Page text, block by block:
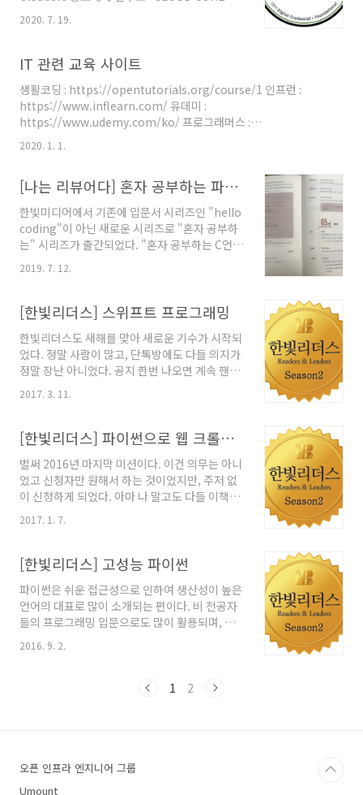
해보도록 하자. 파이썬과 마찬가지로
R은 R스튜디오 라..
Essentials V2" 뱃지를 취득해야 했다. 교육은
든 강의가 무료다. https://cognitiveclass.ai/
영어로 되어 있긴 하지만, 블라우드, 파이썬, 블록
체인, 머신러닝, 도커 등 다양한 분야에 대해 교육
을 받고, 뱃지를 취득할 수 있도록 되어있다. 미션
과 별개로 R / 데이터 분석 등에 관심이 많다보니
Applied Data Science with R이라는 Paths
2020. 7. 19.
IT 관련 교육 사이트
생활코딩 : https://opentutorials.org/course/1 인프런 :
https://www.inflearn.com/ 유데미 :
https://www.udemy.com/ko/ 프로그래머스 :
https://edu.goorm.io/ 노마드코더 :
https://www.edwith.org/ 칸 아카데미 :
https://ko.khanacademy.org/ 대학공개강의 :
http://www.kocw.net/ K-Mooc : http://www.kmooc.kr/
서울대 공과대학 :
https://eng.snu.ac.kr/online/support/ma..
2020. 1. 1.
[나는 리뷰어다] 혼자 공부하는 파이썬
한빛미디어에서 기존에 입문서 시리즈인 "hello
coding"이 아닌 새로운 시리즈로 "혼자 공부하
는" 시리즈가 출간되었다. "혼자 공부하는 C언
바" 프로그래밍 언어가 혼자 공부하기에는 물어
을 해야되는 언어들은 특히 어려운데 이런 시리
즈가 출간해도 될까 싶긴 했는데 워낙 요즘 프로
그래밍, 코딩이 붐이다 보니 시장에 필요성은 충
분하다고 생각이 들었다. 이 책은 기존에 윤인성
저자의 "Hello coding 파이썬"을 재 구성한 책
이고, 기존 책 보다 난이도가 훨씬 쉬워졌고 많이
는 원래 유튜브로 본인 책들은 다 올..
2019. 7. 12.
[한빛리더스] 스위프트 프로그래밍
한빛리더스도 새해를 맞아 새로운 기수가 시작되
었다. 정말 사람이 많고, 단톡방에도 다들 의지가
정말 장난 아니었다. 공지 한번 나오면 계속 핸드
폰이 울릴정도로... 각설하고, 이번 미션은 처음
으로 시도해보는 iOS앱 개발 관련 책이다. 맥북
처음이다. 처음에 시도를 안해본건 아니나, C는
두도 못내고 있었다. swift는 하도 쉽다쉽다 홍보
를 하고 있어서 이기회를 삼아 해보자 라고 시작
하게 된것이다. 스위프트 프로그래밍국내도서저
자 : 야곰출판 : 한빛미디어 2017.01.02상세보기
데,역시 초보자를 위한 입문서로..
2017. 3. 11.
[한빛리더스] 파이썬으로 웹 크롤러 만들기
벌써 2016년 마지막 미션이다. 이건 의무는 아니
었고 신청자만 원해서 하는 것이었지만, 주저 없
이 신청하게 되었다. 아마 나 말고도 다들 이책을
많이 하는 듯 하다. 파이썬으로 웹 크롤러 만들기
국내도서저자 : 라이언 미첼(Ryan Mitchell) /
워낙 주제가 흥미롭다 보니 책 받은 인증이 상당
체에 흥미를 가진 분들이 많을 것이라 생각이 된
다. 책을 처음 받고서 의외라고 생각했던 부분은,
우선 생각했던것보다 두께가 얇았다는 점이다.
실제 페이지 수가 인덱스를 포함해도 300페이지
2017. 1. 7.
[한빛리더스] 고성능 파이썬
파이썬은 쉬운 접근성으로 인하여 생산성이 높은
언어의 대표로 많이 소개되는 편이다. 비 전공자
들의 프로그래밍 입문으로도 많이 활용되며, 교
육용으로도 많이 이용되고 있는 편이다. 또한 코
드가 간결하고 다양한 곳에서 활용하기 편하기
있고 웹 이외에서도 사용할 수 있는 범용언어다.
java, c 등의 여러 언어들의 성능 비교자료
http://www.timestretch.com/article/
2016. 9. 2.
1 2
오픈 인프라 엔지니어 그룹
Umount